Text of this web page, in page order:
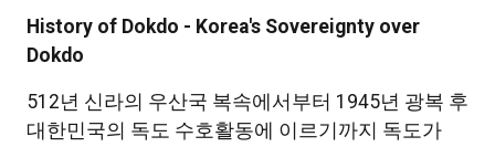
History of Dokdo - Korea's Sovereignty over
Dokdo
512년 신라의 우산국 복속에서부터 1945년 광복 후
대한민국의 독도 수호활동에 이르기까지 독도가